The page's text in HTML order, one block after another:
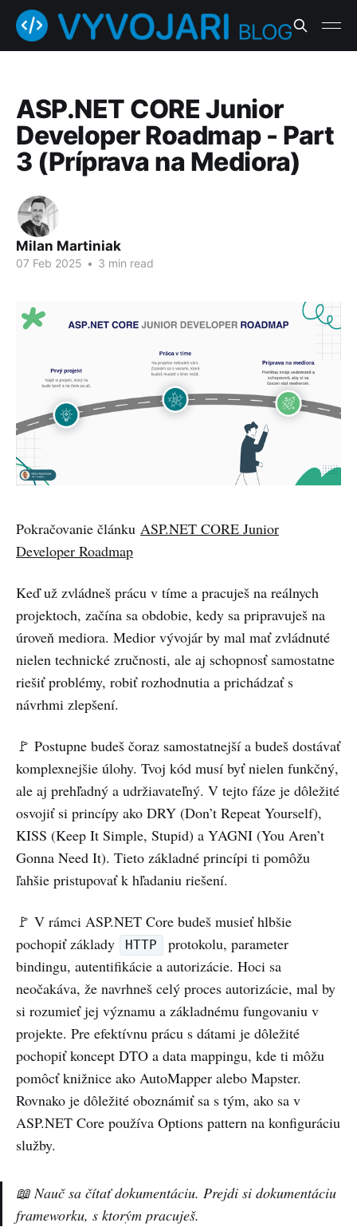
ASP.NET CORE Junior
Developer Roadmap - Part
3 (Príprava na Mediora)
Milan Martiniak
07 Feb 2025 • 3 min read
Pokračovanie článku ASP.NET CORE Junior
Developer Roadmap
Keď už zvládneš prácu v tíme a pracuješ na reálnych
projektoch, začína sa obdobie, kedy sa pripravuješ na
úroveň mediora. Medior vývojár by mal mať zvládnuté
nielen technické zručnosti, ale aj schopnosť samostatne
riešiť problémy, robiť rozhodnutia a prichádzať s
návrhmi zlepšení.
🚩 Postupne budeš čoraz samostatnejší a budeš dostávať
komplexnejšie úlohy. Tvoj kód musí byť nielen funkčný,
ale aj prehľadný a udržiavateľný. V tejto fáze je dôležité
osvojiť si princípy ako DRY (Don’t Repeat Yourself),
KISS (Keep It Simple, Stupid) a YAGNI (You Aren’t
Gonna Need It). Tieto základné princípi ti pomôžu
ľahšie pristupovať k hľadaniu riešení.
🚩 V rámci ASP.NET Core budeš musieť hlbšie
pochopiť základy
HTTP
protokolu, parameter
bindingu, autentifikácie a autorizácie. Hoci sa
neočakáva, že navrhneš celý proces autorizácie, mal by
si rozumieť jej významu a základnému fungovaniu v
projekte. Pre efektívnu prácu s dátami je dôležité
pochopiť koncept DTO a data mappingu, kde ti môžu
pomôcť knižnice ako AutoMapper alebo Mapster.
Rovnako je dôležité oboznámiť sa s tým, ako sa v
ASP.NET Core používa Options pattern na konfiguráciu
služby.
📖 Nauč sa čítať dokumentáciu. Prejdi si dokumentáciu
frameworku, s ktorým pracuješ.